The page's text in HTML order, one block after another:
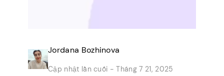
Jordana Bozhinova
Cập nhật lần cuối - Tháng 7 21, 2025